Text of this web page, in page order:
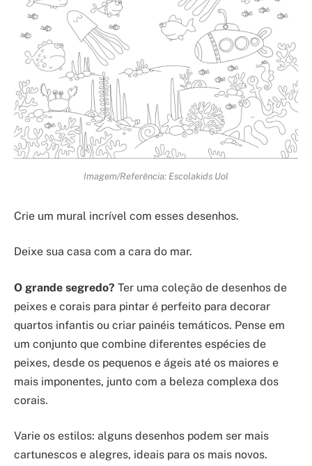
Imagem/Referência: Escolakids Uol
Crie um mural incrível com esses desenhos.
Deixe sua casa com a cara do mar.
O grande segredo? Ter uma coleção de desenhos de
peixes e corais para pintar é perfeito para decorar
quartos infantis ou criar painéis temáticos. Pense em
um conjunto que combine diferentes espécies de
peixes, desde os pequenos e ágeis até os maiores e
mais imponentes, junto com a beleza complexa dos
corais.
Varie os estilos: alguns desenhos podem ser mais
cartunescos e alegres, ideais para os mais novos.